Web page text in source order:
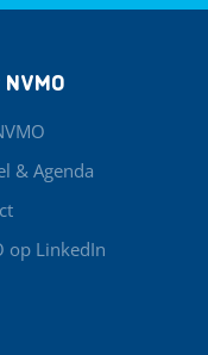
& Agenda
op LinkedIn